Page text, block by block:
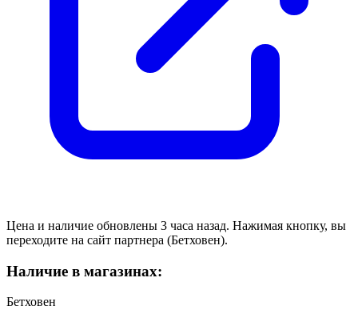
Цена и наличие обновлены 3 часа назад. Нажимая кнопку, вы
переходите на сайт партнера (Бетховен).
Наличие в магазинах:
Бетховен